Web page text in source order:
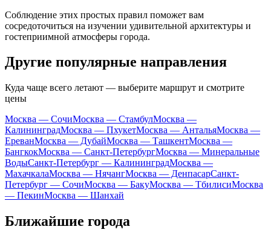
Соблюдение этих простых правил поможет вам
сосредоточиться на изучении удивительной архитектуры и
гостеприимной атмосферы города.
Другие популярные направления
Куда чаще всего летают — выберите маршрут и смотрите
цены
Москва — СочиМосква — СтамбулМосква —
КалининградМосква — ПхукетМосква — АнтальяМосква —
ЕреванМосква — ДубайМосква — ТашкентМосква —
БангкокМосква — Санкт-ПетербургМосква — Минеральные
ВодыСанкт-Петербург — КалининградМосква —
МахачкалаМосква — НячангМосква — ДенпасарСанкт-
Петербург — СочиМосква — БакуМосква — ТбилисиМосква
— ПекинМосква — Шанхай
Ближайшие города